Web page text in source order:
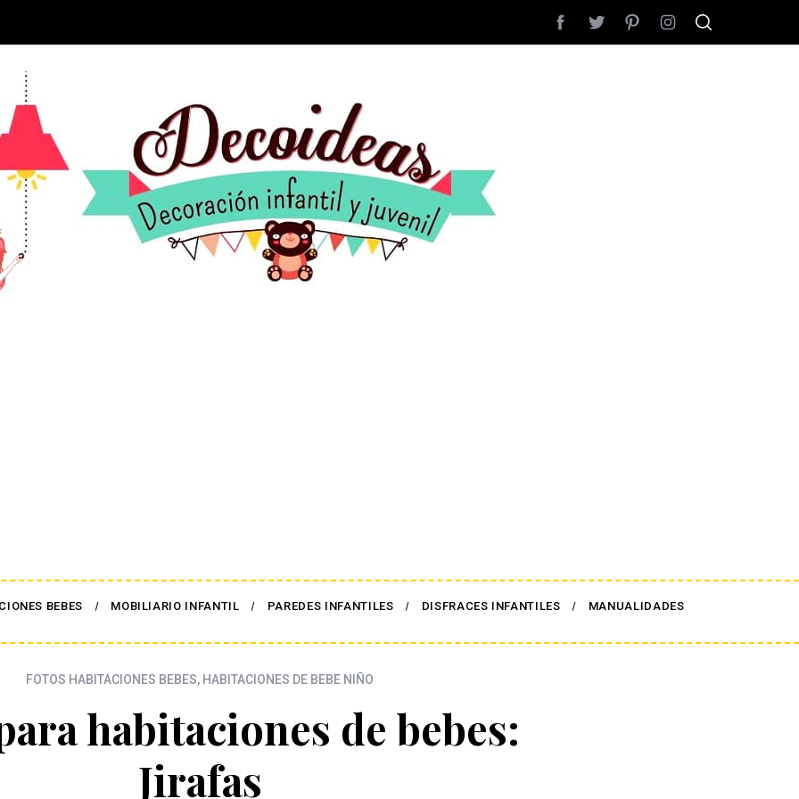
BEBES MOBILIARIO INFANTIL PAREDES INFANTILES DISFRACES INFANTILES MANUALIDADES
FOTOS HABITACIONES BEBES, HABITACIONES DE BEBE NIÑO
habitaciones de bebes:
Jirafas